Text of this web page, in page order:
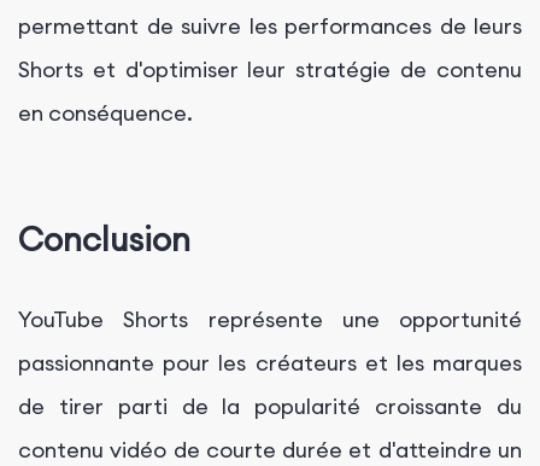
permettant de suivre les performances de leurs
Shorts et d'optimiser leur stratégie de contenu
en conséquence.
Conclusion
YouTube Shorts représente une opportunité
passionnante pour les créateurs et les marques
de tirer parti de la popularité croissante du
contenu vidéo de courte durée et d'atteindre un